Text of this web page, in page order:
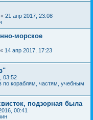
« 21 апр 2017, 23:08
морское
« 14 апр 2017, 17:23
03:52
по кораблям, частям, учебным
подзорная была
00:41